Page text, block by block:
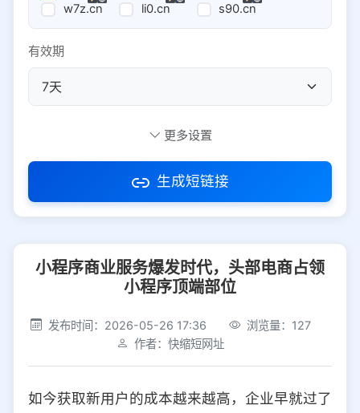
w7z.cn
li0.cn s90.cn
有效期
访问密码
社交平台 电商平台
选择防红平台类型，避免链接被拦截
平台设置
iOS Android PC 其他
更多设置
生成短链接
小程序商业服务爆发时代，头部电商占领
小程序顶端部位
发布时间：2026-05-26 17:36
浏览量：127
作者：快缩短网址
如今获取新用户的成本越来越高，企业早就过了